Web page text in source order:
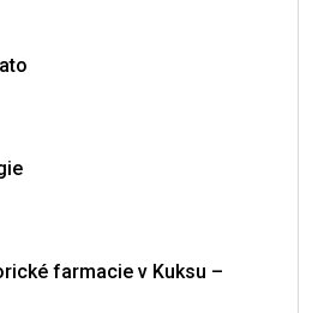
farmacie v Kuksu –